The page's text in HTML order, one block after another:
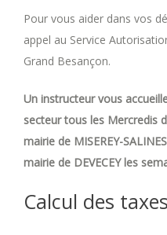
Pour vous aider dans vos
appel au Service
Grand Besançon.
Un instructeur vous
secteur tous les Mercredis
mairie de MISEREY-
mairie de DEVECEY les
Calcul des